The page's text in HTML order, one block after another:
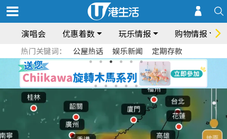
演唱会 优惠着数 玩乐情报 购物情报
热门关键词： 公屋热话 娱乐新闻 定期存款